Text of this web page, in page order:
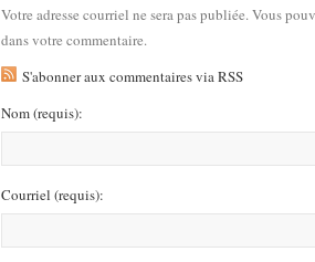
Votre adresse courriel ne sera pas publiée. Vous
dans votre commentaire.
S'abonner aux commentaires via RSS
Nom(requis):
Courriel (requis):